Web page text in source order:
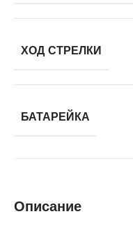
ХОД СТРЕЛКИ
БАТАРЕЙКА
Описание